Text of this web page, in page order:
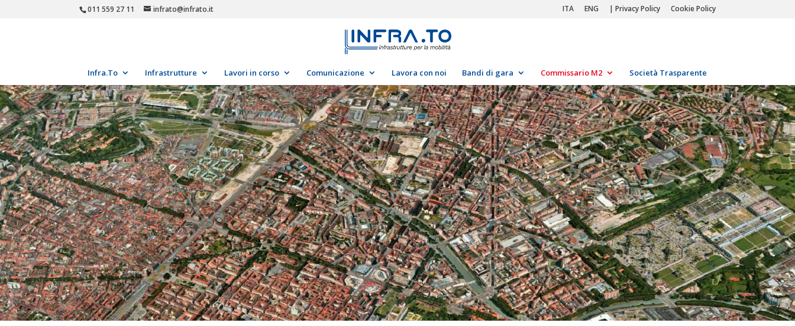
011 559 27 11 infrato@infrato.it ITA ENG | Privacy Policy Cookie Policy
Infra.To Infrastrutture Lavori in corso Comunicazione Lavora con noi Bandi di gara Commissario M2 Società Trasparente